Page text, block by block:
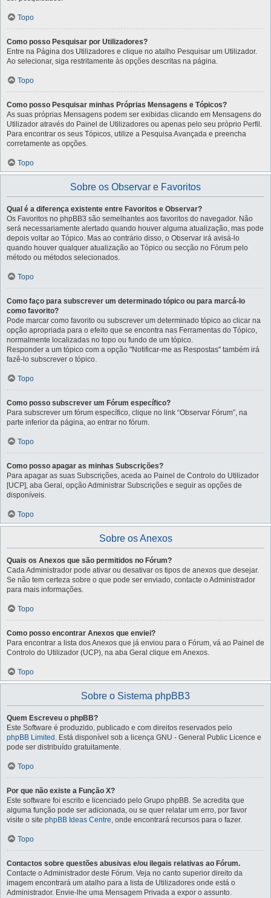
Topo
Como posso Pesquisar por Utilizadores?
Entre na Página dos Utilizadores e clique no atalho Pesquisar um Utilizador.
Ao selecionar, siga restritamente às opções descritas na página.
Topo
Como posso Pesquisar minhas Próprias Mensagens e Tópicos?
As suas próprias Mensagens podem ser exibidas clicando em Mensagens do
Utilizador através do Painel de Utilizadores ou apenas pelo seu próprio Perfil.
Para encontrar os seus Tópicos, utilize a Pesquisa Avançada e preencha
corretamente as opções.
Topo
Sobre os Observar e Favoritos
Qual é a diferença existente entre Favoritos e Observar?
Os Favoritos no phpBB3 são semelhantes aos favoritos do navegador. Não
será necessariamente alertado quando houver alguma atualização, mas pode
depois voltar ao Tópico. Mas ao contrário disso, o Observar irá avisá-lo
quando houver qualquer atualização ao Tópico ou secção no Fórum pelo
método ou métodos selecionados.
Topo
Como faço para subscrever um determinado tópico ou para marcá-lo
como favorito?
Pode marcar como favorito ou subscrever um determinado tópico ao clicar na
opção apropriada para o efeito que se encontra nas Ferramentas do Tópico,
normalmente localizadas no topo ou fundo de um tópico.
Responder a um tópico com a opção "Notificar-me as Respostas" também irá
fazê-lo subscrever o tópico.
Topo
Como posso subscrever um Fórum específico?
Para subscrever um fórum específico, clique no link “Observar Fórum”, na
parte inferior da página, ao entrar no fórum.
Topo
Como posso apagar as minhas Subscrições?
Para apagar as suas Subscrições, aceda ao Painel de Controlo do Utilizador
[UCP], aba Geral, opção Administrar Subscrições e seguir as opções de
disponíveis.
Topo
Sobre os Anexos
Quais os Anexos que são permitidos no Fórum?
Cada Administrador pode ativar ou desativar os tipos de anexos que desejar.
Se não tem certeza sobre o que pode ser enviado, contacte o Administrador
para mais informações.
Topo
Como posso encontrar Anexos que enviei?
Para encontrar a lista dos Anexos que já enviou para o Fórum, vá ao Painel de
Controlo do Utilizador (UCP), na aba Geral clique em Anexos.
Topo
Sobre o Sistema phpBB3
Quem Escreveu o phpBB?
Este Software é produzido, publicado e com direitos reservados pelo
phpBB Limited . Está disponível sob a licença GNU - General Public Licence e
pode ser distribuído gratuitamente.
Topo
Por que não existe a Função X?
Este software foi escrito e licenciado pelo Grupo phpBB. Se acredita que
alguma função pode ser adicionada, ou se quer relatar um erro, por favor
visite o site phpBB Ideas Centre, onde encontrará recursos para o fazer.
Topo
Contactos sobre questões abusivas e/ou ilegais relativas ao Fórum.
Contacte o Administrador deste Fórum. Veja no canto superior direito da
imagem encontrará um atalho para a lista de Utilizadores onde está o
Administrador. Envie-lhe uma Mensagem Privada a expor o assunto.